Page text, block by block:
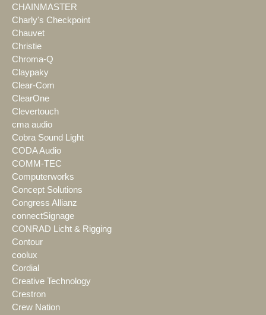
CHAINMASTER
Charly's Checkpoint
Chauvet
Christie
Chroma-Q
Claypaky
Clear-Com
ClearOne
Clevertouch
cma audio
Cobra Sound Light
CODA Audio
COMM-TEC
Computerworks
Concept Solutions
Congress Allianz
connectSignage
CONRAD Licht & Rigging
Contour
coolux
Cordial
Creative Technology
Crestron
Crew Nation